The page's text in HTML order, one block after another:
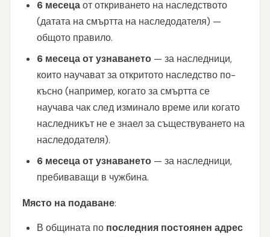
6 месецаот откриването на наследството
(датата на смъртта на наследодателя) —
общото правило.
6 месеца от узнаването — за наследници,
които научават за откритото наследство по-
късно (например, когато за смъртта се
научава чак след изминало време или когато
наследникът не е знаел за съществуването на
наследодателя).
6 месеца от узнаването — за наследници,
пребиваващи в чужбина.
Място на подаване:
В общината по последния постоянен адрес